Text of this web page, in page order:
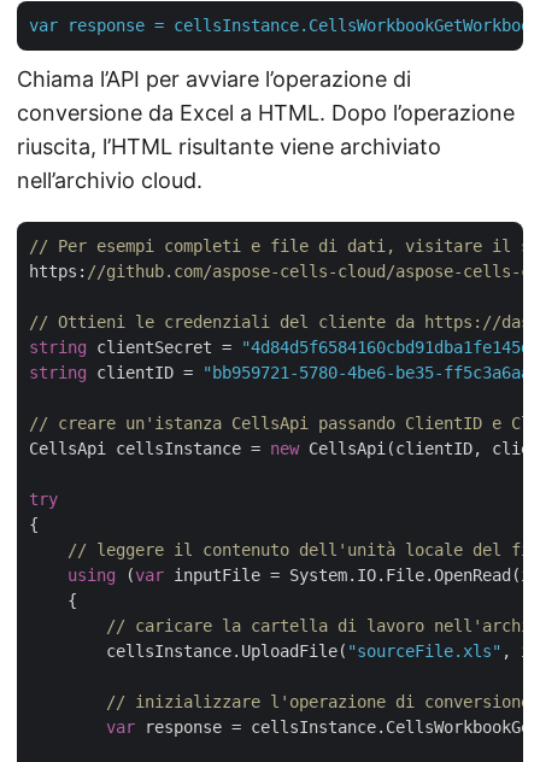
var response =
Chiama l’API per avviare l’operazione di
conversione da Excel a HTML. Dopo l’operazione
riuscita, l’HTML risultante viene archiviato
nell’archivio cloud.
// Per esempi completi e file di dati, visitare il
https: //github.com/aspose-cells-cloud/aspose-cells-
// Ottieni le credenziali del cliente da https://
string clientSecret =
string clientID = "bb959721-5780-4be6-be35-
// creare un'istanza CellsApi passando ClientID e
CellsApi cellsInstance = new CellsApi(clientID,
try
{
// leggere il contenuto dell'unità locale del
using (var inputFile =
    {
// caricare la cartella di lavoro
        cellsInstance.UploadFile(
"sourceFile.xls" ,
// inizializzare l'operazione di conversione
var response =